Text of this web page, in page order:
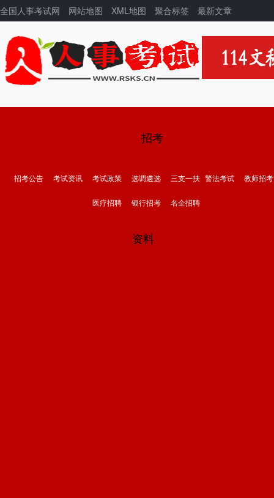
全国人事考试网 网站地图 XML地图 聚合标签 最新文章
招考
招考公告 考试资讯 考试政策 选调遴选 三支一扶 警法考试 教师招考
医疗招聘 银行招考 名企招聘
资料